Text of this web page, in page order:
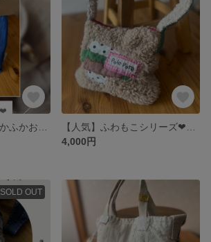
4,000円
SOLD OUT